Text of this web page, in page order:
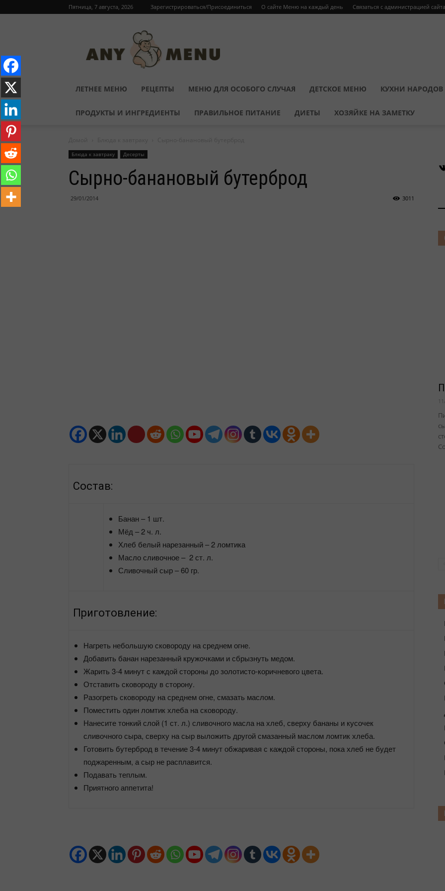
Пятница, 7 августа, 2026 Зарегистрироваться/Присоединиться О сайте Меню на каждый день Связаться с администрацией сайта
ЛЕТНЕЕ МЕНЮ РЕЦЕПТЫ МЕНЮ ДЛЯ ОСОБОГО СЛУЧАЯ ДЕТСКОЕ МЕНЮ КУХНИ
ПРОДУКТЫ И ИНГРЕДИЕНТЫ ПРАВИЛЬНОЕ ПИТАНИЕ ДИЕТЫ ХОЗЯЙКЕ НА ЗАМЕТКУ
Блюда к завтраку Десерты
Сырно-банановый бутерброд
29/01/2014 3011
Состав:
Банан – 1 шт.
Мёд – 2 ч. л.
Хлеб белый нарезанный – 2 ломтика
Масло сливочное – 2 ст. л.
Сливочный сыр – 60 гр.
Приготовление:
Нагреть небольшую сковороду на среднем огне.
Добавить банан нарезанный кружочками и сбрызнуть медом.
Жарить 3-4 минут с каждой стороны до золотисто-коричневого цвета.
Отставить сковороду в сторону.
Разогреть сковороду на среднем огне, смазать маслом.
Поместить один ломтик хлеба на сковороду.
Нанесите тонкий слой (1 ст. л.) сливочного масла на хлеб, сверху бананы и кусочек
сливочного сыра, сверху на сыр выложить другой смазанный маслом ломтик хлеба.
Готовить бутерброд в течение 3-4 минут обжаривая с каждой стороны, пока хлеб не будет
поджаренным, а сыр не расплавится.
Подавать теплым.
Приятного аппетита!